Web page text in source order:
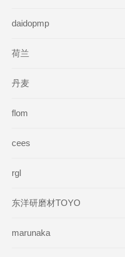
daidopmp
荷兰
丹麦
flom
cees
rgl
东洋研磨材TOYO
marunaka